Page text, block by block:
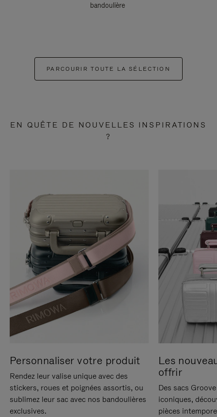
bandoulière
PARCOURIR TOUTE LA SÉLECTION
EN QUÊTE DE NOUVELLES INSPIRATIONS
?
Personnaliser votre produit
Rendez leur valise unique avec des
stickers, roues et poignées assortis, ou
sublimez leur sac avec nos bandoulières
exclusives.
Les
offrir
Des sacs
iconiques,
pièces